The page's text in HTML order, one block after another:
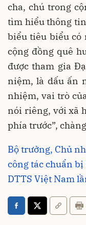
cha, chú trong
tìm hiểu thông
biểu tiêu biểu có
cộng đồng quê
được tham gia
niệm, là dấu ấn
nhiệm, vai trò
nói riêng, với xã
phía trước”,
Bộ trưởng, Chủ
công tác chuẩn
DTTS Việt Nam